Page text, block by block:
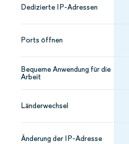
Dedizierte IP-Adressen
Ports öffnen
Bequeme Anwendung für die
Arbeit
Länderwechsel
Änderung der IP-Adresse